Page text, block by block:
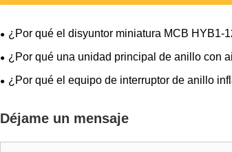
¿Por qué el disyuntor miniatura MCB HYB1-
opción inteligente para una protección eléctrica
¿Por qué una unidad principal de anillo con
de 24 kV se está convirtiendo en la opción
distribución de energía moderna?
¿Por qué el equipo de interruptor de anillo
las redes de distribución de energía modernas?
Déjame un mensaje